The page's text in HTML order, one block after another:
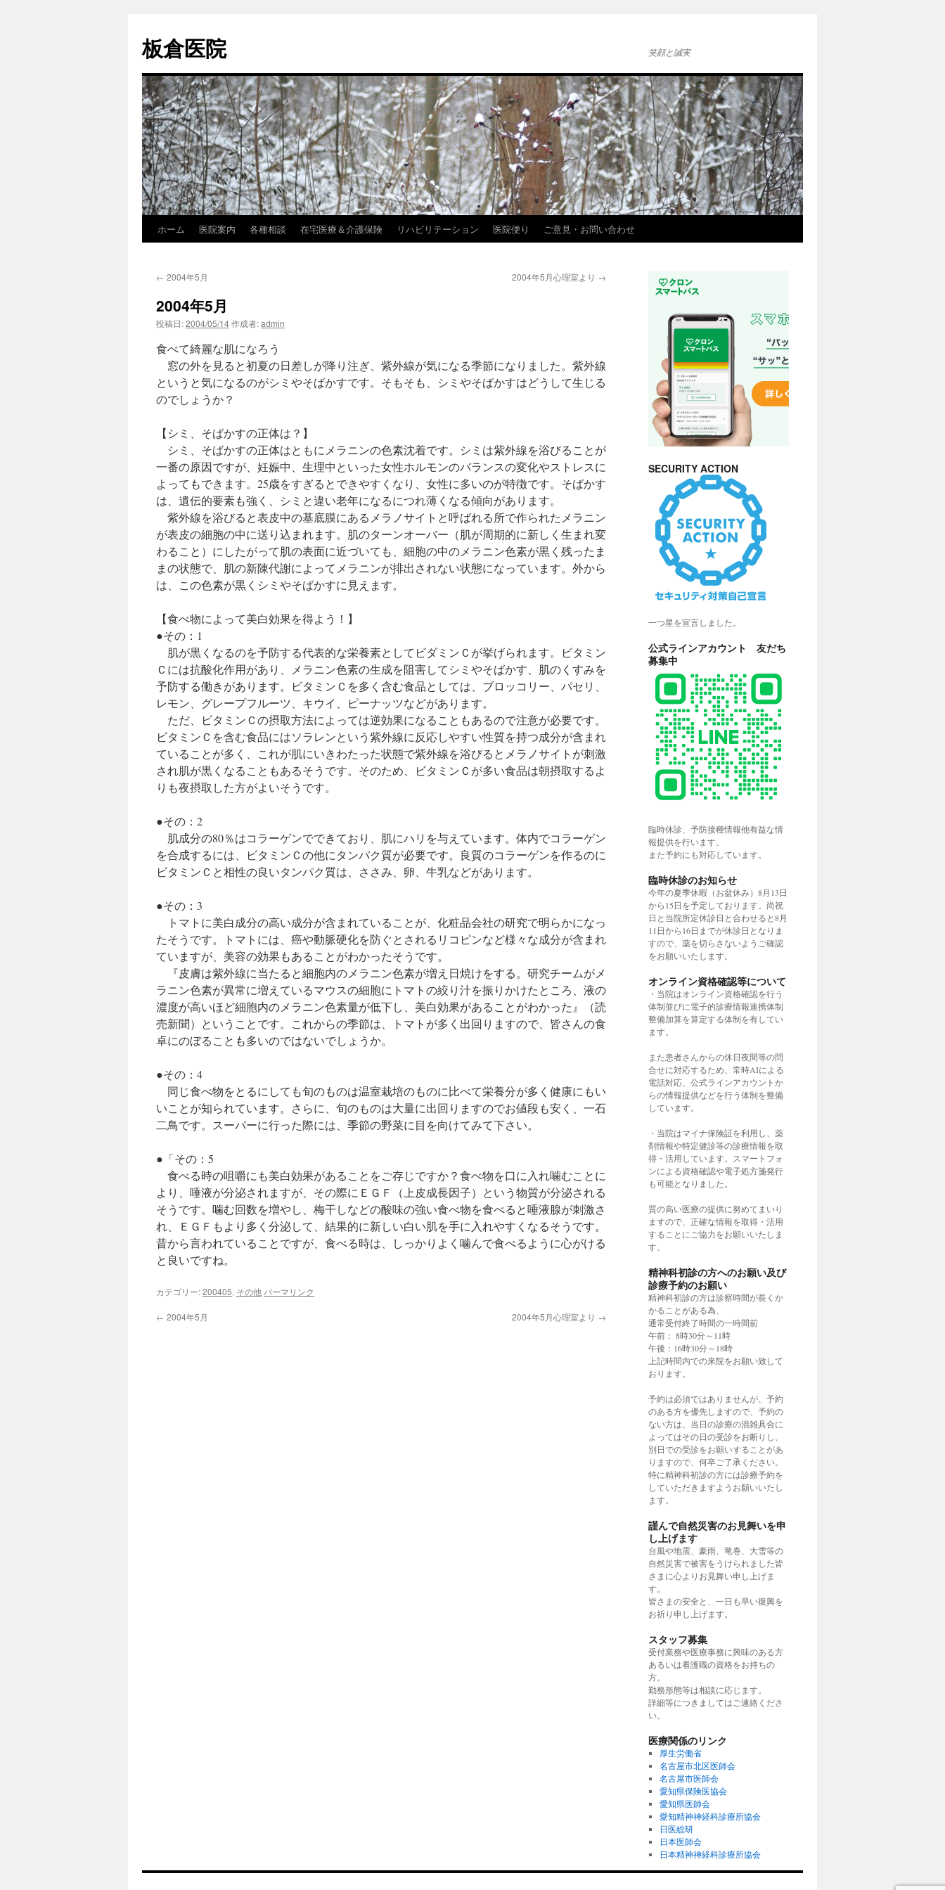
テ
ン
へ
ス
キ
ッ
プ
板倉医院 笑顔と誠実
ホーム 医院案内 各種相談 在宅医療＆介護保険 リハビリテーション 医院便り ご意見・お問い合わせ
← 2004年5月 2004年5月心理室より →
2004年5月
投稿日:2004/05/14作成者:admin
食べて綺麗な肌になろう
窓の外を見ると初夏の日差しが降り注ぎ、紫外線が気になる季節になりました。紫外線
というと気になるのがシミやそばかすです。そもそも、シミやそばかすはどうして生じる
のでしょうか？
【シミ、そばかすの正体は？】
シミ、そばかすの正体はともにメラニンの色素沈着です。シミは紫外線を浴びることが
一番の原因ですが、妊娠中、生理中といった女性ホルモンのバランスの変化やストレスに
よってもできます。25歳をすぎるとできやすくなり、女性に多いのが特徴です。そばかす
は、遺伝的要素も強く、シミと違い老年になるにつれ薄くなる傾向があります。
紫外線を浴びると表皮中の基底膜にあるメラノサイトと呼ばれる所で作られたメラニン
が表皮の細胞の中に送り込まれます。肌のターンオーバー（肌が周期的に新しく生まれ変
わること）にしたがって肌の表面に近づいても、細胞の中のメラニン色素が黒く残ったま
まの状態で、肌の新陳代謝によってメラニンが排出されない状態になっています。外から
は、この色素が黒くシミやそばかすに見えます。
【食べ物によって美白効果を得よう！】
●その：1
肌が黒くなるのを予防する代表的な栄養素としてビダミンＣが挙げられます。ビタミン
Ｃには抗酸化作用があり、メラニン色素の生成を阻害してシミやそばかす、肌のくすみを
予防する働きがあります。ビタミンＣを多く含む食品としては、ブロッコリー、パセリ、
レモン、グレープフルーツ、キウイ、ピーナッツなどがあります。
ただ、ビタミンＣの摂取方法によっては逆効果になることもあるので注意が必要です。
ビタミンＣを含む食品にはソラレンという紫外線に反応しやすい性質を持つ成分が含まれ
ていることが多く、これが肌にいきわたった状態で紫外線を浴びるとメラノサイトが刺激
され肌が黒くなることもあるそうです。そのため、ビタミンＣが多い食品は朝摂取するよ
りも夜摂取した方がよいそうです。
●その：2
肌成分の80％はコラーゲンでできており、肌にハリを与えています。体内でコラーゲン
を合成するには、ビタミンＣの他にタンパク質が必要です。良質のコラーゲンを作るのに
ビタミンＣと相性の良いタンパク質は、ささみ、卵、牛乳などがあります。
●その：3
トマトに美白成分の高い成分が含まれていることが、化粧品会社の研究で明らかになっ
たそうです。トマトには、癌や動脈硬化を防ぐとされるリコピンなど様々な成分が含まれ
ていますが、美容の効果もあることがわかったそうです。
『皮膚は紫外線に当たると細胞内のメラニン色素が増え日焼けをする。研究チームがメ
ラニン色素が異常に増えているマウスの細胞にトマトの絞り汁を振りかけたところ、液の
濃度が高いほど細胞内のメラニン色素量が低下し、美白効果があることがわかった』（読
売新聞）ということです。これからの季節は、トマトが多く出回りますので、皆さんの食
卓にのぼることも多いのではないでしょうか。
●その：4
同じ食べ物をとるにしても旬のものは温室栽培のものに比べて栄養分が多く健康にもい
いことが知られています。さらに、旬のものは大量に出回りますのでお値段も安く、一石
二鳥です。スーパーに行った際には、季節の野菜に目を向けてみて下さい。
●「その：5
食べる時の咀嚼にも美白効果があることをご存じですか？食べ物を口に入れ噛むことに
より、唾液が分泌されますが、その際にＥＧＦ（上皮成長因子）という物質が分泌される
そうです。噛む回数を増やし、梅干しなどの酸味の強い食べ物を食べると唾液腺が刺激さ
れ、ＥＧＦもより多く分泌して、結果的に新しい白い肌を手に入れやすくなるそうです。
昔から言われていることですが、食べる時は、しっかりよく噛んで食べるように心がける
と良いですね。
カテゴリー:200405, その他 パーマリンク
← 2004年5月 2004年5月心理室より →
SECURITY ACTION
一つ星を宣言しました。
公式ラインアカウント 友だち
募集中
臨時休診、予防接種情報他有益な情
報提供を行います。
また予約にも対応しています。
臨時休診のお知らせ
今年の夏季休暇（お盆休み）8月13日
から15日を予定しております。尚祝
日と当院所定休診日と合わせると8月
11日から16日までが休診日となりま
すので、薬を切らさないようご確認
をお願いいたします。
オンライン資格確認等について
・当院はオンライン資格確認を行う
体制並びに電子的診療情報連携体制
整備加算を算定する体制を有してい
ます。
また患者さんからの休日夜間等の問
合せに対応するため、常時AIによる
電話対応、公式ラインアカウントか
らの情報提供などを行う体制を整備
しています。
・当院はマイナ保険証を利用し、薬
剤情報や特定健診等の診療情報を取
得・活用しています。スマートフォ
ンによる資格確認や電子処方箋発行
も可能となりました。
質の高い医療の提供に努めてまいり
ますので、正確な情報を取得・活用
することにご協力をお願いいたしま
す。
精神科初診の方へのお願い及び
診療予約のお願い
精神科初診の方は診察時間が長くか
かることがある為、
通常受付終了時間の一時間前
午前： 8時30分～11時
午後：16時30分～18時
上記時間内での来院をお願い致して
おります。
予約は必須ではありませんが、予約
のある方を優先しますので、予約の
ない方は、当日の診療の混雑具合に
よってはその日の受診をお断りし、
別日での受診をお願いすることがあ
りますので、何卒ご了承ください。
特に精神科初診の方には診療予約を
していただきますようお願いいたし
ます。
謹んで自然災害のお見舞いを申
し上げます
台風や地震、豪雨、竜巻、大雪等の
自然災害で被害をうけられました皆
さまに心よりお見舞い申し上げま
す。
皆さまの安全と、一日も早い復興を
お祈り申し上げます。
スタッフ募集
受付業務や医療事務に興味のある方
あるいは看護職の資格をお持ちの
方。
勤務形態等は相談に応じます。
詳細等につきましてはご連絡くださ
い。
医療関係のリンク
厚生労働省
名古屋市北区医師会
名古屋市医師会
愛知県保険医協会
愛知県医師会
愛知精神神経科診療所協会
日医総研
日本医師会
日本精神神経科診療所協会